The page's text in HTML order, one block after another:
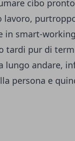
cibo
in smart-
tardi pur di
lungo andare,
persona e